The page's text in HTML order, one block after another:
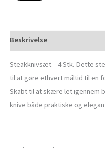
Beskrivelse
Steakknivsæt – 4 Stk. Dette
til at gøre ethvert måltid til en
Skabt til at skære let igennem
knive både praktiske og